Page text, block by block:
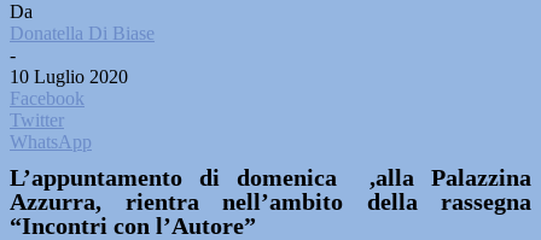
Da
Donatella Di Biase
-
10 Luglio 2020
Facebook
Twitter
WhatsApp
L’appuntamento di domenica ,alla Palazzina
Azzurra, rientra nell’ambito della rassegna
“Incontri con l’Autore”